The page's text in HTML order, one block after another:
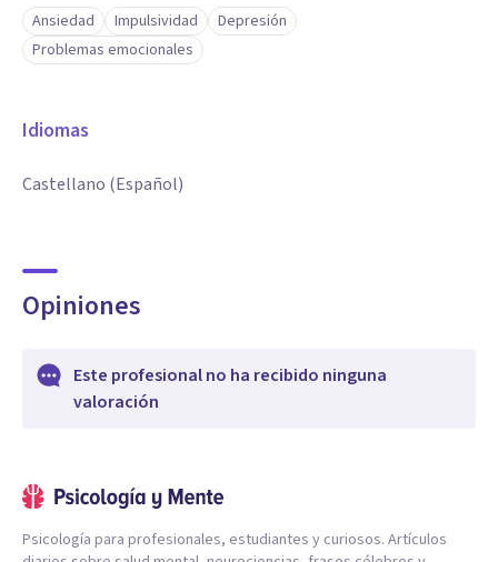
Ansiedad Impulsividad
Depresión
Problemas emocionales
Idiomas
Castellano (Español)
Opiniones
Este profesional no ha recibido ninguna
valoración
Psicología para profesionales, estudiantes y curiosos. Artículos